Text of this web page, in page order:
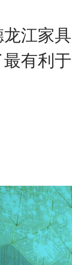
江家
有利